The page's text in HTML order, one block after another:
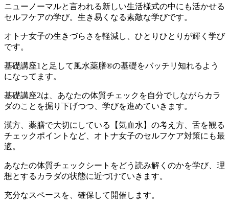
ニューノーマルと言われる新しい生活様式の中にも活かせる
セルフケアの学び。 生き易くなる素敵な学びです。
オトナ女子の生きづらさを軽減し、 ひとりひとりが輝く学び
です。
基礎講座1 と足して風水薬膳®︎の基礎をバッチリ知れるよう
になってます。
基礎講座2は、あなたの体質チェックを自分でしながらカラ
ダのことを掘り下げつつ、学びを進めていきます。
漢方、薬膳で大切にしている【気血水】の考え方、舌を観る
チェックポイントなど、 オトナ女子のセルフケア対策にも最
適。
あなたの体質チェックシートをどう 読み解くのかを学び、理
想とする カラダの状態に近づけていきます。
充分なスペースを、確保して開催します。